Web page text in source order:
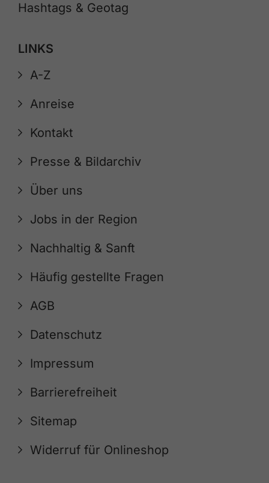
Hashtags & Geotag
LINKS
A-Z
Anreise
Kontakt
Presse & Bildarchiv
Über uns
Jobs in der Region
Nachhaltig & Sanft
Häufig gestellte Fragen
AGB
Datenschutz
Impressum
Barrierefreiheit
Sitemap
Widerruf für Onlineshop